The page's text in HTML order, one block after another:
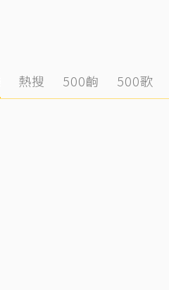
熱搜 500齣 500歌